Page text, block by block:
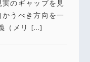
実のギャップを見
うべき方向を一
（メリ […]